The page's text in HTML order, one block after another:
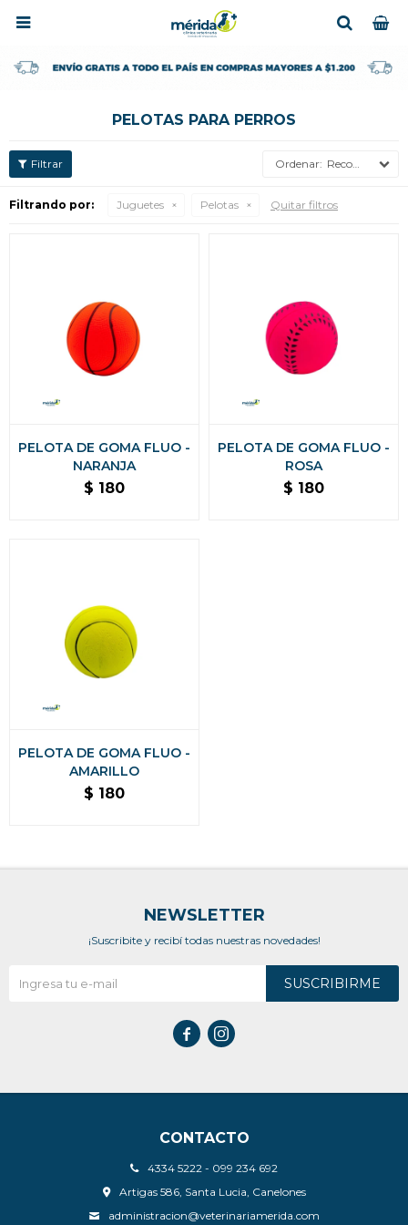

PELOTAS PARA PERROS
Recomendados
Filtrando por: Juguetes Pelotas Quitar filtros
PELOTA DE GOMA FLUO -
NARANJA
$ 180
PELOTA DE GOMA FLUO -
ROSA
$ 180
PELOTA DE GOMA FLUO -
AMARILLO
$ 180
CONTACTO
4334 5222 - 099 234 692
Artigas 586, Santa Lucia, Canelones
administracion@veterinariamerida.com
NEWSLETTER
¡Suscribite y recibí todas nuestras novedades!
SUSCRIBIRME
 